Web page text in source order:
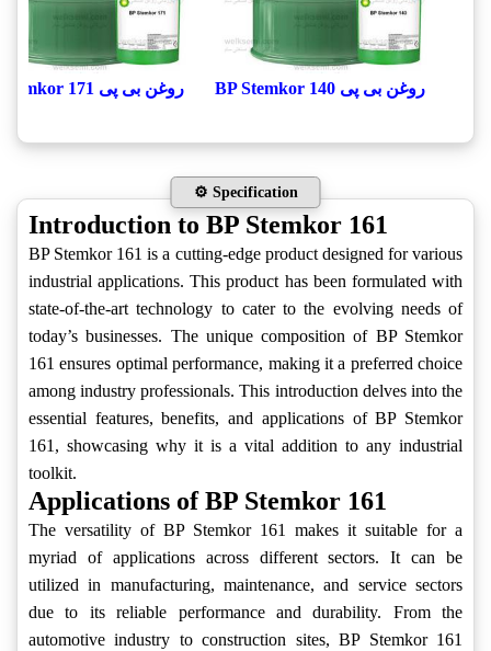
روغن بی پی BP Stemkor 140 روغن بی پی BP Stemkor 171
⚙️ Specification
Introduction to BP Stemkor 161
BP Stemkor 161 is a cutting-edge product designed for various
industrial applications. This product has been formulated with
state-of-the-art technology to cater to the evolving needs of
today’s businesses. The unique composition of BP Stemkor
161 ensures optimal performance, making it a preferred choice
among industry professionals. This introduction delves into the
essential features, benefits, and applications of BP Stemkor
161, showcasing why it is a vital addition to any industrial
toolkit.
Applications of BP Stemkor 161
The versatility of BP Stemkor 161 makes it suitable for a
myriad of applications across different sectors. It can be
utilized in manufacturing, maintenance, and service sectors
due to its reliable performance and durability. From the
automotive industry to construction sites, BP Stemkor 161